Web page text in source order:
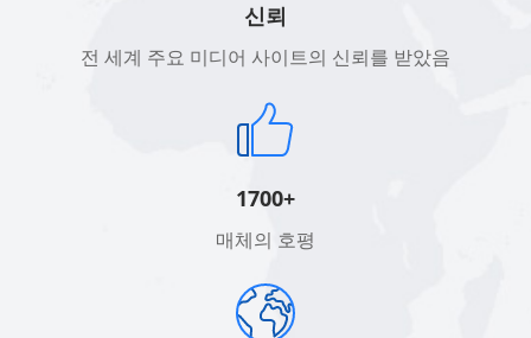
신뢰
전 세계 주요 미디어 사이트의 신뢰를 받았음
1700+
매체의 호평